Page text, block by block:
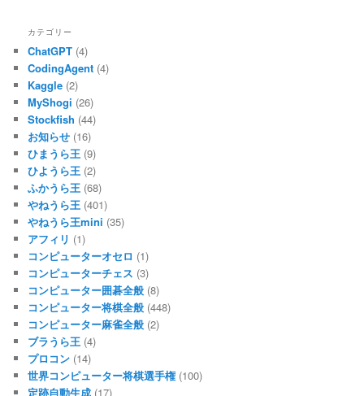
カテゴリー
ChatGPT (4)
CodingAgent (4)
Kaggle (2)
MyShogi (26)
Stockfish (44)
お知らせ (16)
ひまうら王 (9)
ひようら王 (2)
ふかうら王 (68)
やねうら王 (401)
やねうら王mini (35)
アフィリ (1)
コンピューターオセロ (1)
コンピューターチェス (3)
コンピューター囲碁全般 (8)
コンピューター将棋全般 (448)
コンピューター麻雀全般 (2)
ブラうら王 (4)
プロコン (14)
世界コンピューター将棋選手権(100)
定跡自動生成 (17)